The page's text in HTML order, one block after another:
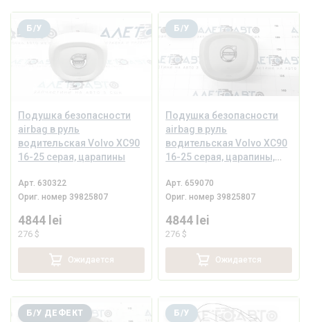
Подушка безопасности
airbag в руль
водительская Volvo XC90
16-25 серая, царапины
Б/У
Арт. 630322
Ориг. номер 39825807
4844 lei
276 $
Ожидается
Подушка безопасности
airbag в руль
водительская Volvo XC90
16-25 серая, царапины,
Б/У
Арт. 659070
Ориг. номер 39825807
4844 lei
276 $
Ожидается
Б/У ДЕФЕКТ Б/У